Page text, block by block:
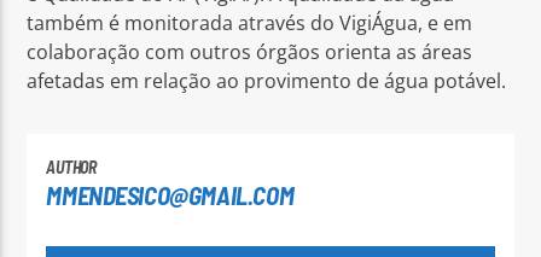
também é monitorada através do VigiÁgua, e em
colaboração com outros órgãos orienta as áreas
afetadas em relação ao provimento de água potável.
AUTHOR
MMENDESICO@GMAIL.COM